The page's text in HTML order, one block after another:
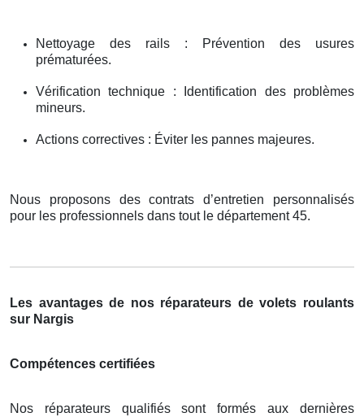
Nettoyage des rails : Prévention des usures
prématurées.
Vérification technique : Identification des problèmes
mineurs.
Actions correctives : Éviter les pannes majeures.
Nous proposons des contrats d’entretien personnalisés
pour les professionnels dans tout le département 45.
Les avantages de nos réparateurs de volets roulants
sur Nargis
Compétences certifiées
Nos réparateurs qualifiés sont formés aux dernières